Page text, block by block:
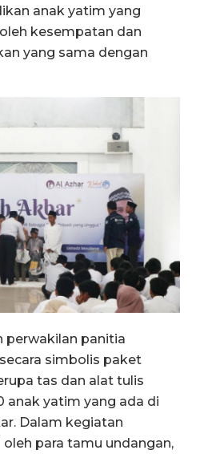
anak yatim yang
kesempatan dan
yang sama dengan
perwakilan panitia
simbolis paket
tas dan alat tulis
anak yatim yang ada di
Dalam kegiatan
para tamu undangan,